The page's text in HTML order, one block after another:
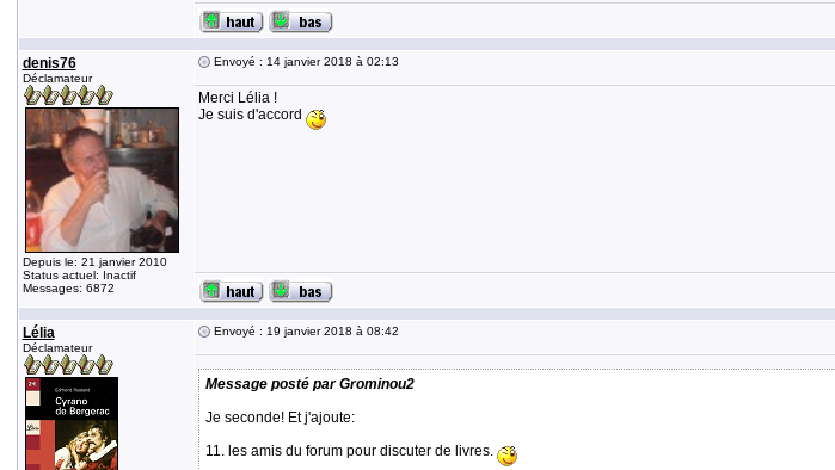
denis76
Déclamateur
Depuis le: 21 janvier 2010
Status actuel: Inactif
Messages: 6872
Envoyé : 14 janvier 2018 à 02:13
Merci Lélia !
Je suis d'accord
Lélia
Déclamateur
Envoyé : 19 janvier 2018 à 08:42
Message posté par Grominou2
Je seconde! Et j'ajoute:
11. les amis du forum pour discuter de livres.